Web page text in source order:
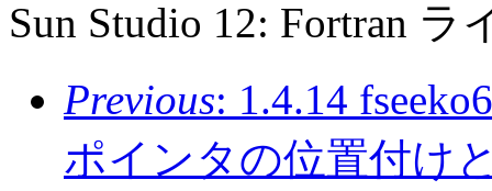
Sun Studio 12: Fortran
Previous: 1.4.14
ポインタの位置付け